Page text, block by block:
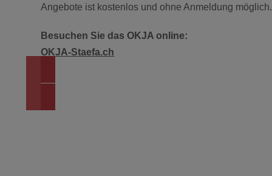
Angebote ist kostenlos und ohne Anmeldung möglich.
Besuchen Sie das OKJA online:
OKJA-Staefa.ch